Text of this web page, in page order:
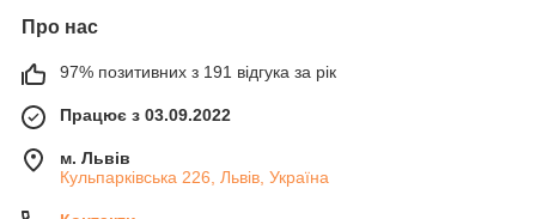
Про нас
97% позитивних з 191 відгука за рік
Працює з 03.09.2022
м. Львів
Кульпарківська 226, Львів, Україна